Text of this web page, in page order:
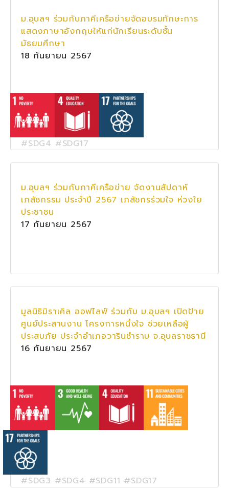
ม.อุบลฯ ร่วมกับภาคีเครือข่ายจัดอบรมทักษะการ
แสดงภาษาอังกฤษให้แก่นักเรียนระดับชั้น
มัธยมศึกษา
18 กันยายน 2567
#SDG4 #SDG17
ม.อุบลฯ ร่วมกับภาคีเครือข่าย จัดงานสัปดาห์
เภสัชกรรม ประจำปี 2567 เภสัชกรร่วมใจ ห่วงใย
ประชาชน
17 กันยายน 2567
มูลนิธิมิราเคิล ออฟไลฟ์ ร่วมกับ ม.อุบลฯ เปิดป้าย
ศูนย์ประสานงาน โครงการหนึ่งใจ ช่วยเหลือผู้
ประสบภัย ประจำอำเภอวารินชำราบ จ.อุบลราชธานี
16 กันยายน 2567
#SDG3 #SDG4 #SDG11 #SDG17